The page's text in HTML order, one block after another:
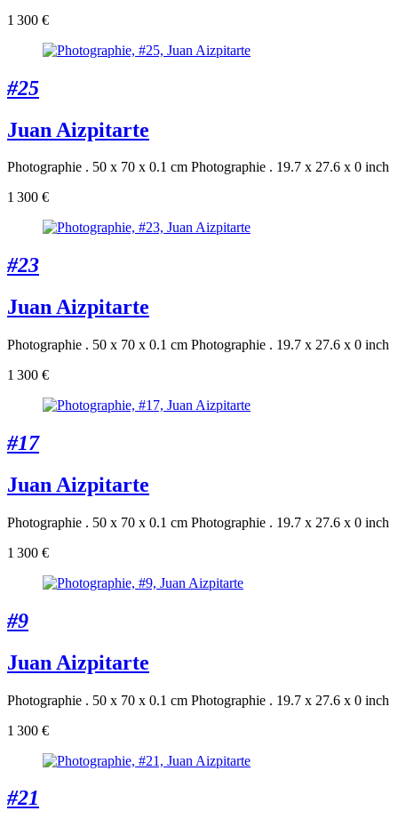
1 300 €
#25
Juan Aizpitarte
Photographie . 50 x 70 x 0.1 cm Photographie . 19.7 x 27.6 x 0 inch
1 300 €
#23
Juan Aizpitarte
Photographie . 50 x 70 x 0.1 cm Photographie . 19.7 x 27.6 x 0 inch
1 300 €
#17
Juan Aizpitarte
Photographie . 50 x 70 x 0.1 cm Photographie . 19.7 x 27.6 x 0 inch
1 300 €
#9
Juan Aizpitarte
Photographie . 50 x 70 x 0.1 cm Photographie . 19.7 x 27.6 x 0 inch
1 300 €
#21